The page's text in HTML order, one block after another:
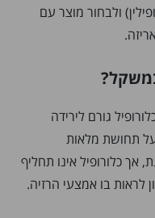
ולבחור מוצר עם
גורם לירידה
תחושת מלאות
אך כלורופיל אינו תחליף
לראות בו אמצעי הרזיה.